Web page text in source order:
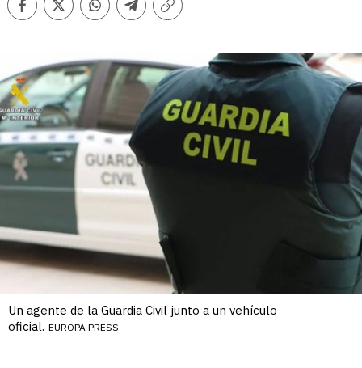
FacebookTwitterWhatsappTelegramCopiar
Un agente de la Guardia Civil junto a un vehículo
oficial. EUROPA PRESS